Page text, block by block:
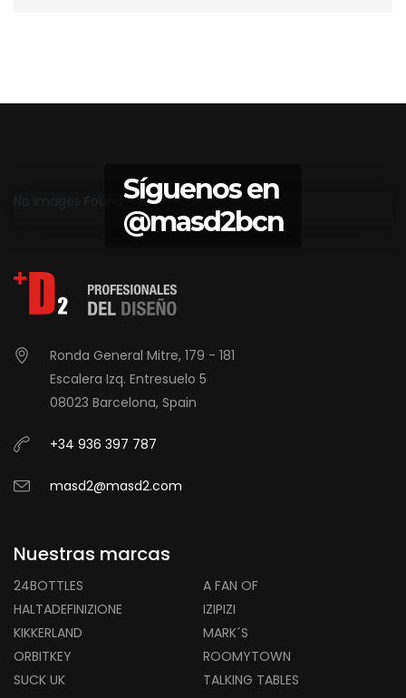
Síguenos en
@masd2bcn
Ronda General Mitre, 179 - 181
Escalera Izq. Entresuelo 5
08023 Barcelona, Spain
+34 936 397 787
masd2@masd2.com
Nuestras marcas
24BOTTLES
A FAN OF
HALTADEFINIZIONE
IZIPIZI
KIKKERLAND
MARK´S
ORBITKEY
ROOMYTOWN
SUCK UK
TALKING TABLES